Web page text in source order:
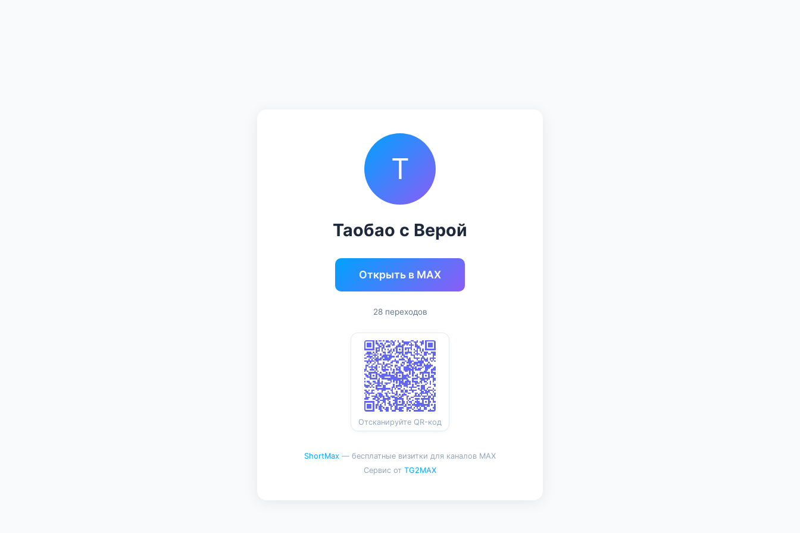
Т
Таобао с Верой
Открыть в MAX
28 переходов
Отсканируйте QR-код
ShortMax — бесплатные визитки для каналов MAX
Сервис от TG2MAX